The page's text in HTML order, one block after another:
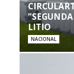
LITIO
NACIONAL